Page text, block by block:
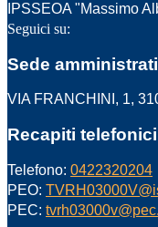
IPSSEOA "Massimo
Seguici su:
Sede
VIA FRANCHINI, 1,
Recapiti
Telefono: 0422320204
PEO:
PEC: